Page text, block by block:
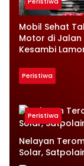
Mobil Sehat
Motor di Jalan
Kesambi
Peristiwa
Peristiwa
Nelayan
Solar,